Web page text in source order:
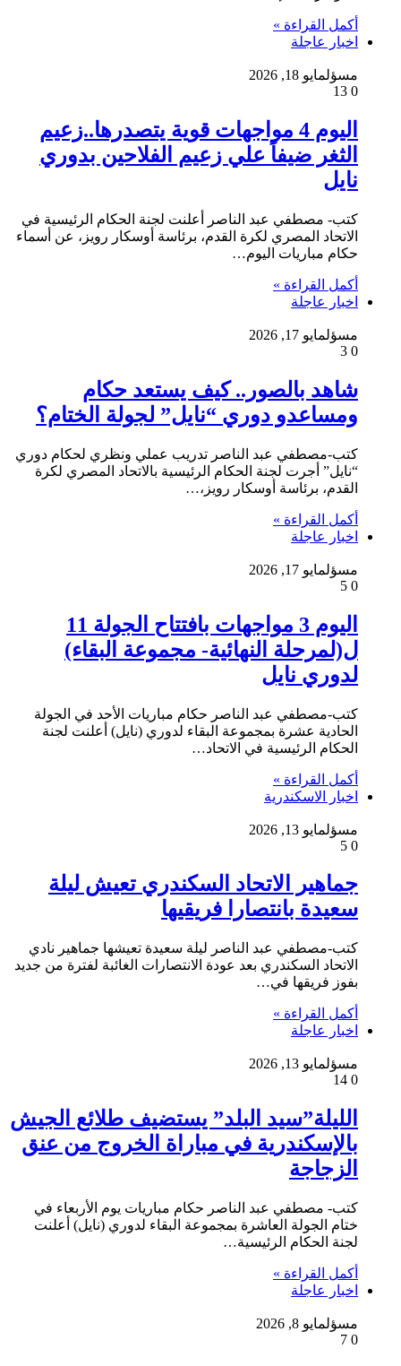
أكمل القراءة »
اخبار عاجلة
مسؤلمايو 18, 2026
0
اليوم 4 مواجهات قوية يتصدرها..زعيم
الثغر ضيفاً علي زعيم الفلاحين بدوري
نايل
كتب- مصطفي عبد الناصر أعلنت لجنة الحكام الرئيسية في
الاتحاد المصري لكرة القدم، برئاسة أوسكار رويز، عن أسماء
حكام مباريات اليوم…
أكمل القراءة »
اخبار عاجلة
مسؤلمايو 17, 2026
0
شاهد بالصور.. كيف يستعد حكام
ومساعدو دوري “نايل” لجولة الختام؟
كتب-مصطفي عبد الناصر تدريب عملي ونظري لحكام دوري
“نايل” أجرت لجنة الحكام الرئيسية بالاتحاد المصري لكرة
القدم، برئاسة أوسكار رويز،…
أكمل القراءة »
اخبار عاجلة
مسؤلمايو 17, 2026
0
اليوم 3 مواجهات بافتتاح الجولة 11
ل(لمرحلة النهائية- مجموعة البقاء)
لدوري نايل
كتب-مصطفي عبد الناصر حكام مباريات الأحد في الجولة
الحادية عشرة بمجموعة البقاء لدوري (نايل) أعلنت لجنة
الحكام الرئيسية في الاتحاد…
أكمل القراءة »
اخبار الاسكندرية
مسؤلمايو 13, 2026
0
جماهير الاتحاد السكندري تعيش ليلة
سعيدة بانتصارا فريقيها
كتب-مصطفي عبد الناصر ليلة سعيدة تعيشها جماهير نادي
الاتحاد السكندري بعد عودة الانتصارات الغائبة لفترة من جديد
بفوز فريقها في…
أكمل القراءة »
اخبار عاجلة
مسؤلمايو 13, 2026
0
الليلة”سيد البلد” يستضيف طلائع الجيش
بالإسكندرية في مباراة الخروج من عنق
الزجاجة
كتب- مصطفي عبد الناصر حكام مباريات يوم الأربعاء في
ختام الجولة العاشرة بمجموعة البقاء لدوري (نايل) أعلنت
لجنة الحكام الرئيسية…
أكمل القراءة »
اخبار عاجلة
مسؤلمايو 8, 2026
0